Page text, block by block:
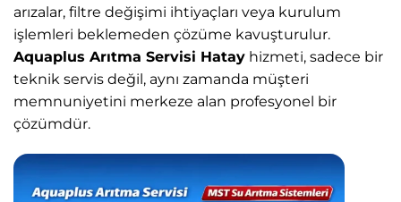
arızalar, filtre değişimi ihtiyaçları veya kurulum
işlemleri beklemeden çözüme kavuşturulur.
Aquaplus Arıtma Servisi Hatay hizmeti, sadece bir
teknik servis değil, aynı zamanda müşteri
memnuniyetini merkeze alan profesyonel bir
çözümdür.